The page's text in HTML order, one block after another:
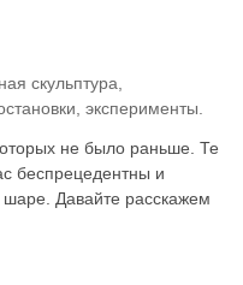
скульптура,
эксперименты.
не было раньше. Те
беспрецедентны и
Давайте расскажем